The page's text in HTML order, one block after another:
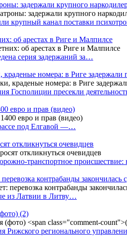
задержали крупного
крупный канал поставки
об арестах в Риге и Малпилсе
серия задержаний за…
номера: в Риге задержали
Госполиции пресекли
евро и прав (видео)
под Елгавой —…
откликнуться очевидцев
транспортное
контрабанды закончилась
из Латвии в Литву…
(2)
Рижского регионального